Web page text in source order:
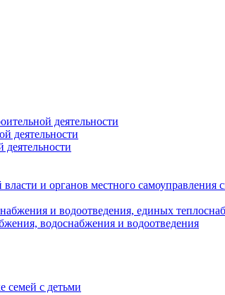
деятельности
деятельности
и органов местного
и водоотведения, единых
водоснабжения и водоотведения
семей с детьми